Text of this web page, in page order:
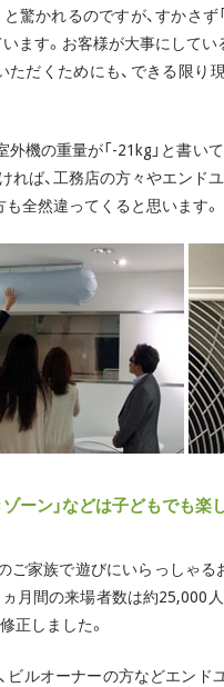
と驚かれるのですが、すかさ
います。お客様が大事にして
ただくためにも、できる限
外機の重量が「-21kg」と書い
れば、工務店の方々やエンド
も全然違ってくると思います。
ーン」などは子どもでも
ご家族で遊びにいらっしゃる
ヵ月間の来場者数は約25,000
正しました。
ビルオーナーの方などエンド